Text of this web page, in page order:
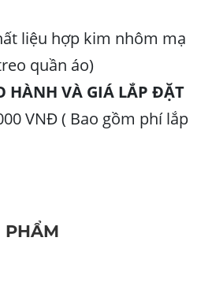
liệu hợp kim nhôm mạ
quần áo)
HÀNH VÀ GIÁ LẮP ĐẶT
VNĐ ( Bao gồm phí lắp
PHẨM